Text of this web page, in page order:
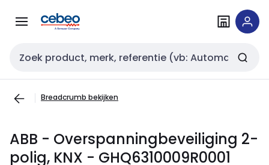
naar
naar
Zoekveld invoer
Breadcrumb bekijken
ABB - Overspanningbeveiliging 2-
polig, KNX - GHQ6310009R0001